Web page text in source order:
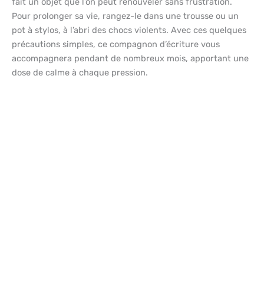
Pour prolonger sa vie, rangez-le dans une trousse ou un
pot à stylos, à l’abri des chocs violents. Avec ces quelques
précautions simples, ce compagnon d’écriture vous
accompagnera pendant de nombreux mois, apportant une
dose de calme à chaque pression.